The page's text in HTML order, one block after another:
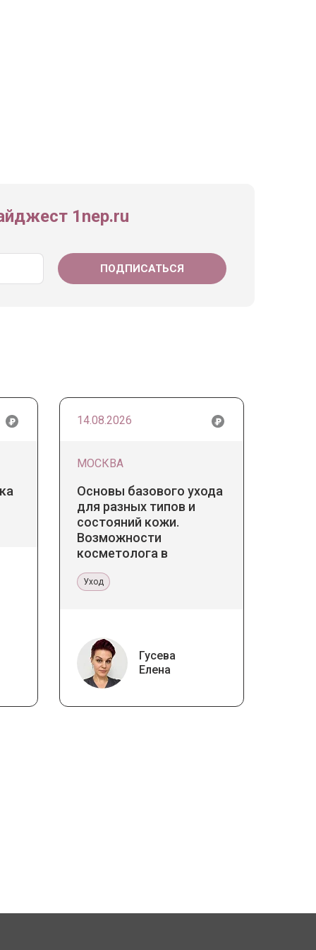
1nep.ru
14.08.2026
МОСКВА
Основы базового ухода
для разных типов и
состояний кожи.
Возможности
косметолога в
Уход
Гусева
Елена